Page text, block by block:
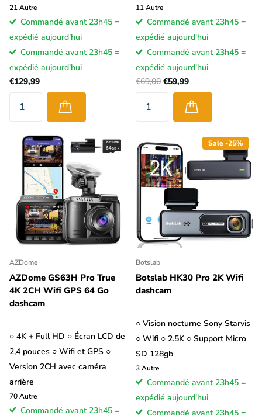
21Autre
Commandé avant 23h45 =
expédié aujourd'hui
Commandé avant 23h45 =
expédié aujourd'hui
€129,99
11Autre
Commandé avant 23h45 =
expédié aujourd'hui
Commandé avant 23h45 =
expédié aujourd'hui
€69,00 €59,99
AZDome
AZDome GS63H Pro True
4K 2CH Wifi GPS 64 Go
dashcam
○ 4K + Full HD ○ Écran LCD de
2,4 pouces ○ Wifi et GPS ○
Version 2CH avec caméra
arrière
70Autre
Commandé avant 23h45 =
Sale -25%
Botslab
Botslab HK30 Pro 2K Wifi
dashcam
○ Vision nocturne Sony Starvis
○ Wifi ○ 2.5K ○ Support Micro
SD 128gb
3Autre
Commandé avant 23h45 =
expédié aujourd'hui
Commandé avant 23h45 =